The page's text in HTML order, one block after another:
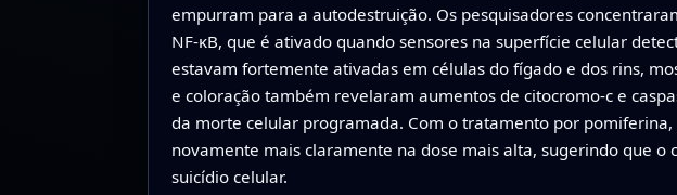
empurram para a autodestruição. Os pesquisadores
NF-κB, que é ativado quando sensores na superfície celular
estavam fortemente ativadas em células do fígado e dos rins,
e coloração também revelaram aumentos de citocromo-c e
da morte celular programada. Com o tratamento por
novamente mais claramente na dose mais alta, sugerindo que
suicídio celular.